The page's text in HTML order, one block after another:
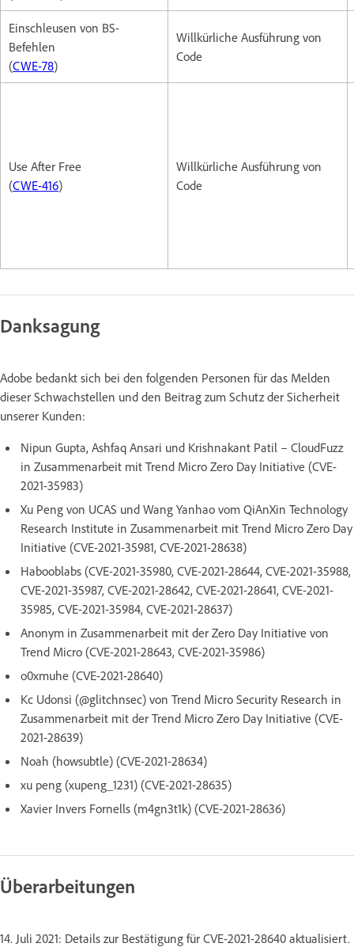
Einschleusen von BS-
Befehlen
(CWE-78)
Willkürliche Ausführung von
Code
Use After Free
(CWE-416)
Willkürliche Ausführung von
Code
Danksagung
Adobe bedankt sich bei den folgenden Personen für das Melden
dieser Schwachstellen und den Beitrag zum Schutz der Sicherheit
unserer Kunden:
Nipun Gupta, Ashfaq Ansari und Krishnakant Patil – CloudFuzz
in Zusammenarbeit mit Trend Micro Zero Day Initiative (CVE-
2021-35983)
Xu Peng von UCAS und Wang Yanhao vom QiAnXin Technology
Research Institute in Zusammenarbeit mit Trend Micro Zero Day
Initiative (CVE-2021-35981, CVE-2021-28638)
Habooblabs (CVE-2021-35980, CVE-2021-28644, CVE-2021-35988,
CVE-2021-35987, CVE-2021-28642, CVE-2021-28641, CVE-2021-
35985, CVE-2021-35984, CVE-2021-28637)
Anonym in Zusammenarbeit mit der Zero Day Initiative von
Trend Micro (CVE-2021-28643, CVE-2021-35986)
o0xmuhe (CVE-2021-28640)
Kc Udonsi (@glitchnsec) von Trend Micro Security Research in
Zusammenarbeit mit der Trend Micro Zero Day Initiative (CVE-
2021-28639)
Noah (howsubtle) (CVE-2021-28634)
xu peng (xupeng_1231) (CVE-2021-28635)
Xavier Invers Fornells (m4gn3t1k) (CVE-2021-28636)
Überarbeitungen
14. Juli 2021: Details zur Bestätigung für CVE-2021-28640 aktualisiert.